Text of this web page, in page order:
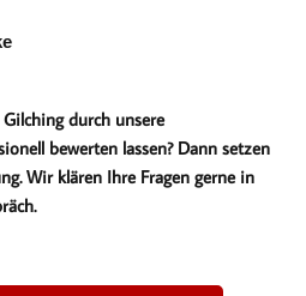
durch unsere
bewerten lassen? Dann setzen
Wir klären Ihre Fragen gerne in